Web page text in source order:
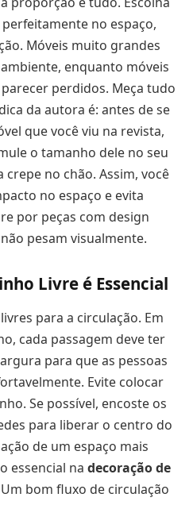
no espaço,
Móveis muito grandes
enquanto móveis
perdidos. Meça tudo
da autora é: antes de se
que você viu na revista,
o tamanho dele no seu
no chão. Assim, você
no espaço e evita
por peças com design
pesam visualmente.
Livre é Essencial
para a circulação. Em
cada passagem deve ter
para que as pessoas
Evite colocar
Se possível, encoste os
para liberar o centro do
de um espaço mais
essencial na decoração de
bom fluxo de circulação